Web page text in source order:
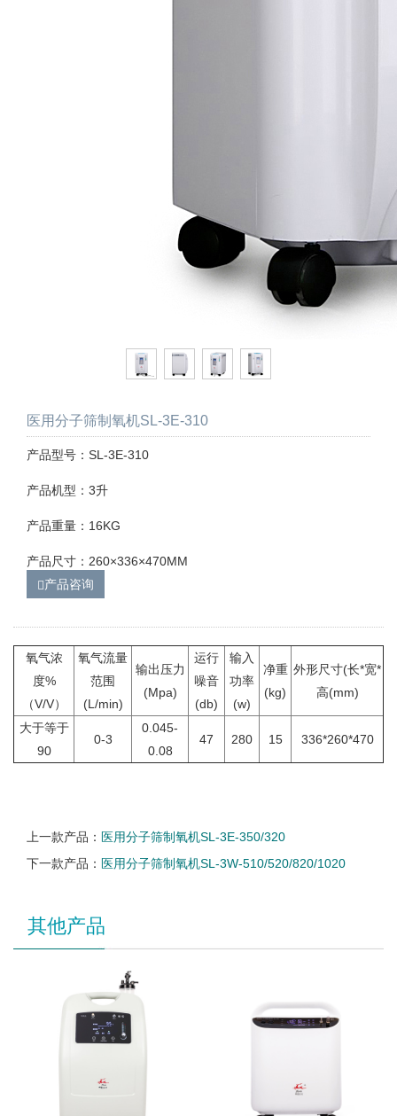
医用分子筛制氧机SL-3E-310
产品型号：SL-3E-310
产品机型：3升
产品重量：16KG
产品尺寸：260×336×470MM
产品咨询
氧气浓
度%
（V/V）
氧气流量
范围
(L/min)
输出压力
(Mpa)
运行
噪音
(db)
输入
功率
(w)
净重
(kg)
外形尺寸(长*宽*
高(mm)
大于等于
90
0-3
0.045-
0.08
47 280 15 336*260*470
上一款产品： 医用分子筛制氧机SL-3E-350/320
下一款产品： 医用分子筛制氧机SL-3W-510/520/820/1020
其他产品